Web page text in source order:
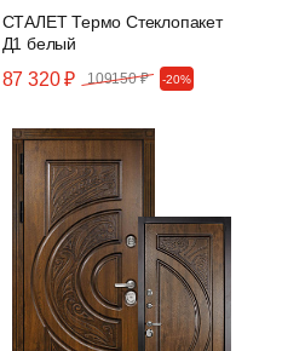
СТАЛЕТ Термо Стеклопакет
Д1 белый
87 320 ₽ 109150 ₽ -20%